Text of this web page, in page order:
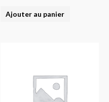
Ajouter au panier